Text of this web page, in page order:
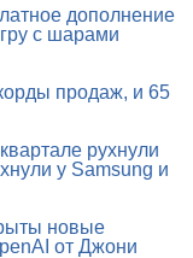
дополнение
с шарами
продаж, и 65
рухнули
у Samsung и
новые
от Джони